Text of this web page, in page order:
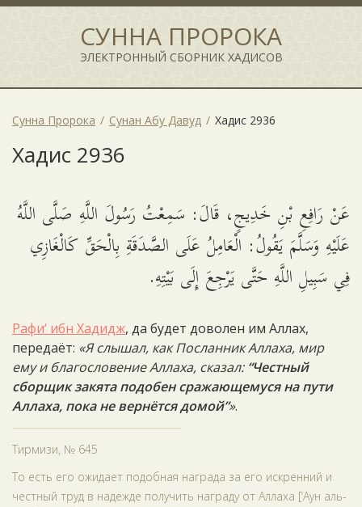
СУННА ПРОРОКА
ЭЛЕКТРОННЫЙ СБОРНИК ХАДИСОВ
Сунна Пророка Сунан Абу Давуд Хадис 2936
Хадис 2936
عَنْ رَافِعِ بْنِ خَدِيجٍ، قَالَ: سَمِعْتُ رَسُولَ اللَّهِ صَلَّى اللَّهُ
عَلَيْهِ وَسَلَّمَ يَقُولُ: الْعَامِلُ عَلَى الصَّدَقَةِ بِالْحَقِّ كَالْغَازِي
فِي سَبِيلِ اللَّهِ حَتَّى يَرْجِعَ إِلَى بَيْتِهِ.
Рафи‘ ибн Хадидж, да будет доволен им Аллах,
передаёт: «Я слышал, как Посланник Аллаха, мир
ему и благословение Аллаха, сказал: “Честный
сборщик закята подобен сражающемуся на пути
Аллаха, пока не вернётся домой”».
Тирмизи, № 645
То есть его ожидает подобная награда за его искренний и
честный труд в надежде получить награду от Аллаха [‘Аун аль-